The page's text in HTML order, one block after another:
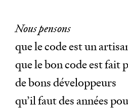
Nous pensons
que le code est un
que le bon code est fait
de bons développeurs
qu’il faut des années